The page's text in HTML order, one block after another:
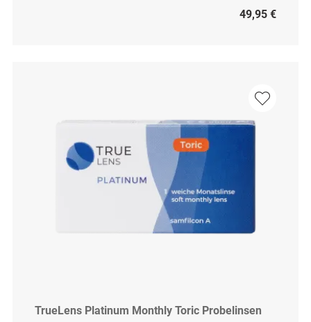
49,95 €
TrueLens Platinum Monthly Toric Probelinsen